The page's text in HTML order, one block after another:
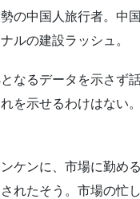
の中国人旅行者。中
ルの建設ラッシュ。
なるデータを示さず
を示せるわけはない
ケンに、市場に勤め
れたそう。市場の忙